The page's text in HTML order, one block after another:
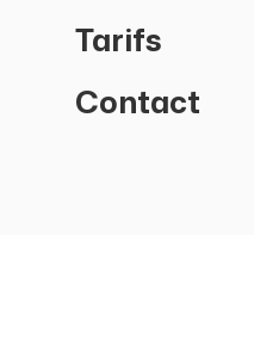
Tarifs
Contact